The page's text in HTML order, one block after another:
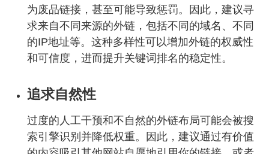
为废品链接，甚至可能导致惩罚。因此，建议寻
求来自不同来源的外链，包括不同的域名、不同
的IP地址等。这种多样性可以增加外链的权威性
和可信度，进而提升关键词排名的稳定性。
追求自然性
过度的人工干预和不自然的外链布局可能会被搜
索引擎识别并降低权重。因此，建议通过有价值